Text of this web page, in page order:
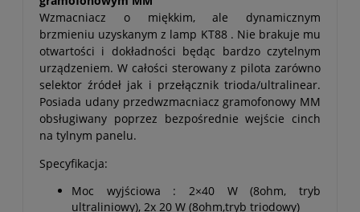
Wzmacniacz o miękkim, ale dynamicznym
brzmieniu uzyskanym z lamp KT88 . Nie brakuje mu
otwartości i dokładności będąc bardzo czytelnym
urządzeniem. W całości sterowany z pilota zarówno
selektor źródeł jak i przełącznik trioda/ultralinear.
Posiada udany przedwzmacniacz gramofonowy MM
obsługiwany poprzez bezpośrednie wejście cinch
na tylnym panelu.
Specyfikacja:
Moc wyjściowa : 2×40 W (8ohm, tryb
ultraliniowy), 2x 20 W (8ohm,tryb triodowy)